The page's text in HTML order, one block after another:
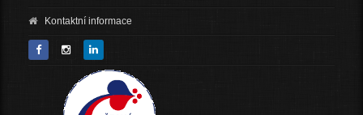
Kontaktní informace